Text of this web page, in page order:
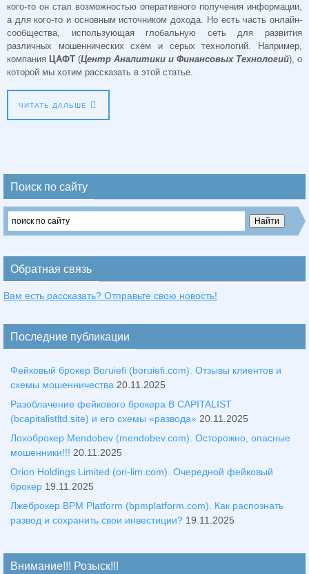
кого-то он стал возможностью оперативного получения информации,
а для кого-то и основным источником дохода. Но есть часть онлайн-
сообщества, использующая глобальную сеть для развития
различных мошеннических схем и серых технологий. Например,
компания ЦАФТ (Центр Аналитики и Финансовых Технологий), о
которой мы хотим рассказать в этой статье.
ЧИТАТЬ ДАЛЬШЕ
Поиск по сайту
Обратная связь
Вам есть рассказать? Отправьте свою новость!
Последние публикации
Фейковый брокер Boruiefi (boruiefi.com). Отзывы клиентов и
схемы мошенничества 20.11.2025
Разоблачение фейкового брокера B CAPITALIST
(bcapitalistltd.site) и его схемы «развода» 20.11.2025
Лохоброкер Mendobev (mendobev.com). Осторожно, опасные
мошенники!!! 20.11.2025
Orion Holdings Limited (ori-lim.com). Очередной фейковый
брокер 19.11.2025
Лжеброкер BPM Platform (bpmplatform.com). Как распознать
развод и сохранить свои инвестиции? 19.11.2025
Внимание!!! Розыск!!!